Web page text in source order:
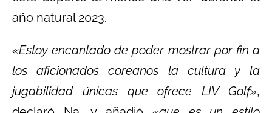
año natural 2023.
«Estoy encantado de poder mostrar por fin a
los aficionados coreanos la cultura y la
jugabilidad únicas que ofrece LIV Golf»,